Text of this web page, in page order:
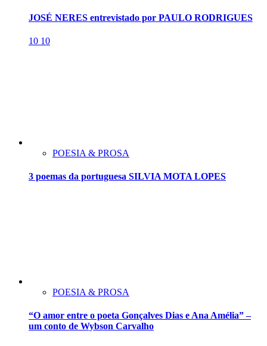
JOSÉ NERES entrevistado por PAULO RODRIGUES
10 10
POESIA & PROSA
3 poemas da portuguesa SILVIA MOTA LOPES
POESIA & PROSA
“O amor entre o poeta Gonçalves Dias e Ana Amélia” –
um conto de Wybson Carvalho